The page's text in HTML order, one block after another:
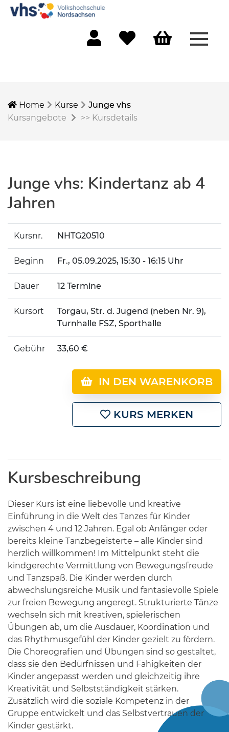
Home Kurse
Junge vhs
Kursangebote
>> Kursdetails
Junge vhs: Kindertanz ab 4
Jahren
Kursnr. NHTG20510
Beginn Fr., 05.09.2025, 15:30 - 16:15 Uhr
Dauer 12 Termine
Kursort
Torgau, Str. d. Jugend (neben Nr. 9),
Turnhalle FSZ, Sporthalle
Gebühr 33,60 €
IN DEN WARENKORB
KURS MERKEN
Kursbeschreibung
Dieser Kurs ist eine liebevolle und kreative
Einführung in die Welt des Tanzes für Kinder
zwischen 4 und 12 Jahren. Egal ob Anfänger oder
bereits kleine Tanzbegeisterte – alle Kinder sind
herzlich willkommen! Im Mittelpunkt steht die
kindgerechte Vermittlung von Bewegungsfreude
und Tanzspaß. Die Kinder werden durch
abwechslungsreiche Musik und fantasievolle Spiele
zur freien Bewegung angeregt. Strukturierte Tänze
wechseln sich mit kreativen, spielerischen
Übungen ab, um die Ausdauer, Koordination und
das Rhythmusgefühl der Kinder gezielt zu fördern.
Die Choreografien und Übungen sind so gestaltet,
dass sie den Bedürfnissen und Fähigkeiten der
Kinder angepasst werden und gleichzeitig ihre
Kreativität und Selbstständigkeit stärken.
Zusätzlich wird die soziale Kompetenz in der
Gruppe entwickelt und das Selbstvertrauen der
Kinder gestärkt.